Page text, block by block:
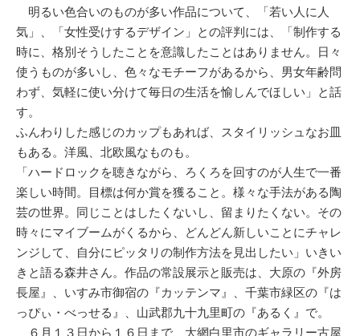
明るい色合いのものが多い作品について、「若い人に人
気」、「女性受けするデザイン」との評判には、「制作する
時に、格別そうしたことを意識したことはありません。日々
使うものが多いし、色々なモチーフがあるから、男女年齢問
わず、気軽に使い分けて毎日の生活を愉しんでほしい」と話
す。
ふんわりした感じのカップもあれば、スタイリッシュなお皿
もある。洋風、北欧風なものも。
「ハードロックを聴きながら、ろくろを回すのが人生で一番
楽しい時間。目標は何か賞を獲ること。様々な手法がある陶
芸の世界。同じことはしたくないし、留まりたくない。その
時々にマイブームがくるから、どんどん新しいことにチャレ
ンジして、自分にピッタリの制作方法を見出したい」いきい
きと語る森井さん。作品の常設展示と販売は、大原の『外房
長屋』、いすみ市御宿の『カッテンマ』、千葉市緑区の『は
っぴぃ・べっせる』、山武郡九十九里町の『あるく』で。
６月１３日から１６日まで、大網白里市のギャラリー古屋